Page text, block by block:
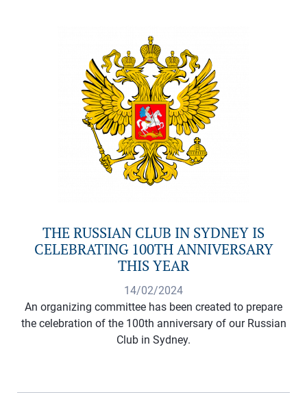
THE RUSSIAN CLUB IN SYDNEY IS
CELEBRATING 100TH ANNIVERSARY
THIS YEAR
14/02/2024
An organizing committee has been created to prepare
the celebration of the 100th anniversary of our Russian
Club in Sydney.